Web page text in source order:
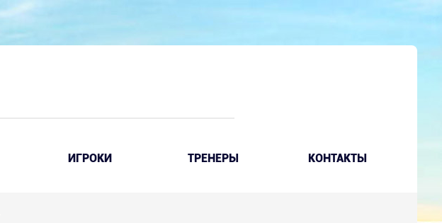
ИГРОКИ ТРЕНЕРЫ КОНТАКТЫ